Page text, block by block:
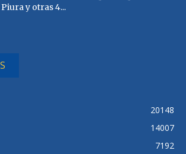
Piura y otras 4...
20148
14007
7192